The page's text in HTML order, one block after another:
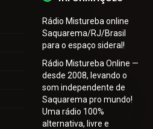
Rádio Mistureba online
Saquarema/RJ/Brasil
para o espaço sideral!
Rádio Mistureba Online —
desde 2008, levando o
som independente de
Saquarema pro mundo!
Uma rádio 100%
alternativa, livre e